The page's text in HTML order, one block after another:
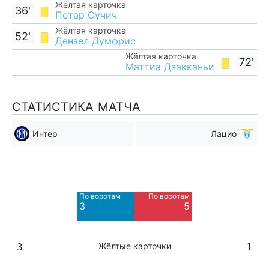
Жёлтая карточка
Петар Сучич
36'
Жёлтая карточка
Дензел Думфрис
52'
72'
Жёлтая карточка
Маттиа Дзакканьи
СТАТИСТИКА МАТЧА
Интер Лацио
По воротам
3
По воротам
5
3 Жёлтые карточки 1